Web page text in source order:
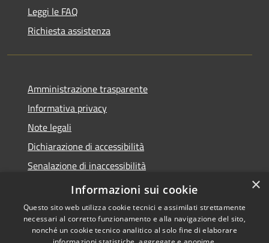
Leggi le FAQ
Richiesta assistenza
Amministrazione trasparente
Informativa privacy
Note legali
Dichiarazione di accessibilità
Senalazione di inaccessibilità
Whistleblowing segnalazione illeciti
×
Informazioni sui cookie
Questo sito web utilizza cookie tecnici e assimilati strettamente
necessari al corretto funzionamento e alla navigazione del sito,
nonché un cookie tecnico analitico al solo fine di elaborare